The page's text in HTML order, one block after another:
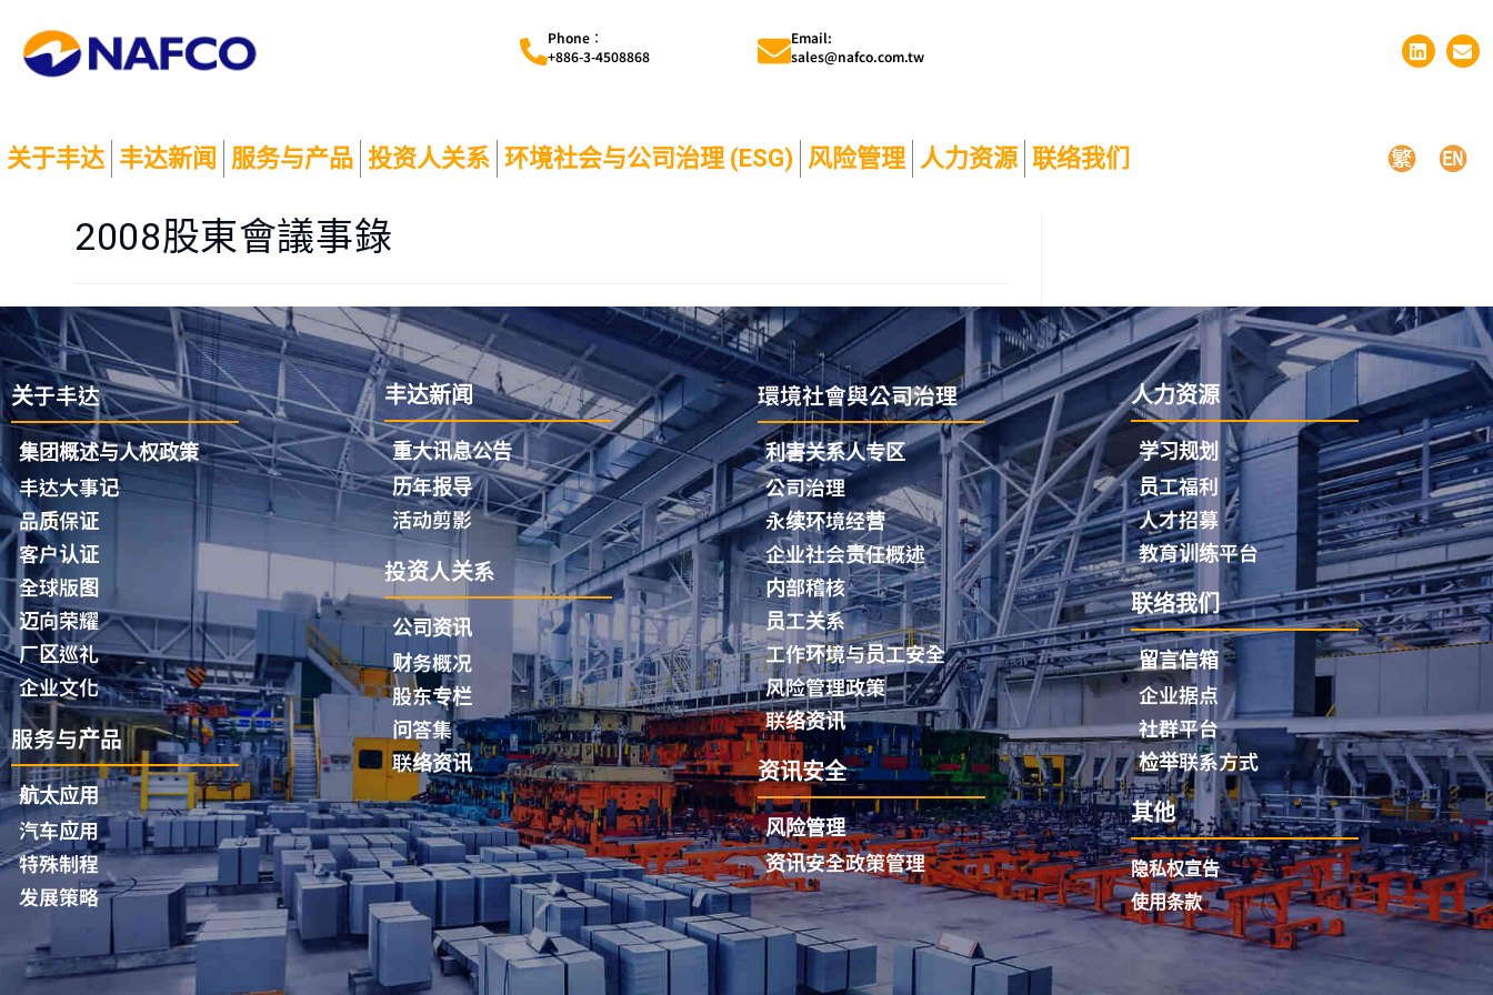
Phone︰
+886-3-4508868
Email:
sales@nafco.com.tw
关于丰达 丰达新闻 服务与产品 投资人关系 环境社会与公司治理 (ESG) 风险管理 人力资源 联络我们
2008股東會議事錄
关于丰达
集团概述与人权政策
丰达大事记
品质保证
客户认证
全球版图
迈向荣耀
厂区巡礼
企业文化
服务与产品
航太应用
汽车应用
特殊制程
发展策略
丰达新闻
重大讯息公告
历年报导
活动剪影
投资人关系
公司资讯
财务概况
股东专栏
问答集
联络资讯
環境社會與公司治理
利害关系人专区
公司治理
永续环境经营
企业社会责任概述
内部稽核
员工关系
工作环境与员工安全
风险管理政策
联络资讯
资讯安全
风险管理
资讯安全政策管理
人力资源
学习规划
员工福利
人才招募
教育训练平台
联络我们
留言信箱
企业据点
社群平台
检举联系方式
其他
隐私权宣告
使用条款